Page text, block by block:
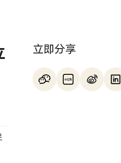
立即分享